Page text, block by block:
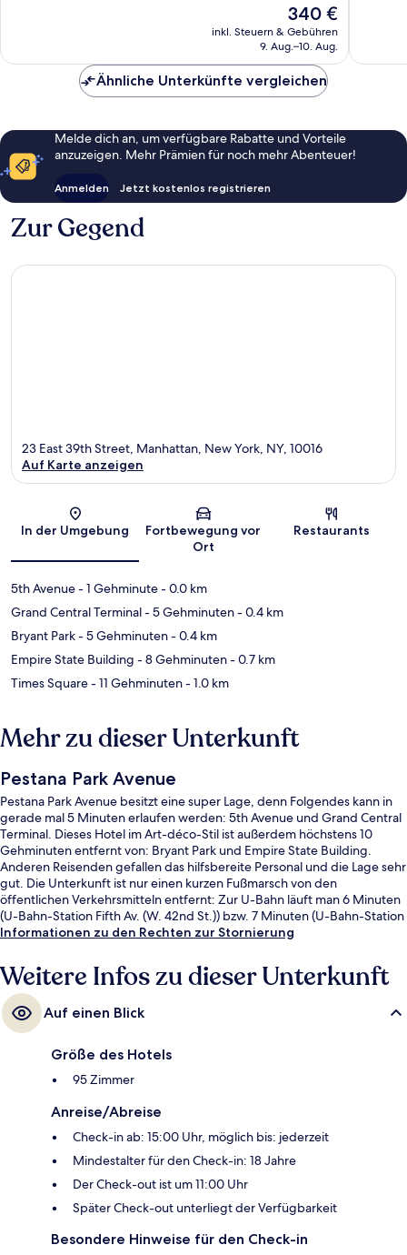
Der
Preis
beträgt
340 €
inkl. Steuern & Gebühren
9. Aug.–10. Aug.
Ähnliche Unterkünfte vergleichen
Melde dich an, um verfügbare Rabatte und Vorteile
anzuzeigen. Mehr Prämien für noch mehr Abenteuer!
Anmelden Jetzt kostenlos registrieren
Zur Gegend
Karte
23 East 39th Street, Manhattan, New York, NY, 10016
Auf Karte anzeigen
In der Umgebung
Fortbewegung vor
Ort
Restaurants
5th Avenue- 1 Gehminute- 0.0 km
Grand Central Terminal- 5 Gehminuten- 0.4 km
Bryant Park- 5 Gehminuten- 0.4 km
Empire State Building - 8 Gehminuten- 0.7 km
Times Square- 11 Gehminuten- 1.0 km
Mehr zu dieser Unterkunft
Pestana Park Avenue
Pestana Park Avenue besitzt eine super Lage, denn Folgendes kann in
gerade mal 5 Minuten erlaufen werden: 5th Avenue und Grand Central
Terminal. Dieses Hotel im Art-déco-Stil ist außerdem höchstens 10
Gehminuten entfernt von: Bryant Park und Empire State Building.
Anderen Reisenden gefallen das hilfsbereite Personal und die Lage sehr
gut. Die Unterkunft ist nur einen kurzen Fußmarsch von den
öffentlichen Verkehrsmitteln entfernt: Zur U-Bahn läuft man 6 Minuten
(U-Bahn-Station Fifth Av. (W. 42nd St.)) bzw. 7 Minuten (U-Bahn-Station
42nd St. - Bryant Pk.).
Informationen zu den Rechten zur Stornierung
Weitere Infos zu dieser Unterkunft
Auf einen Blick
Größe des Hotels
95 Zimmer
Anreise/Abreise
Check-in ab: 15:00 Uhr, möglich bis: jederzeit
Mindestalter für den Check-in: 18 Jahre
Der Check-out ist um 11:00 Uhr
Später Check-out unterliegt der Verfügbarkeit
Besondere Hinweise für den Check-in